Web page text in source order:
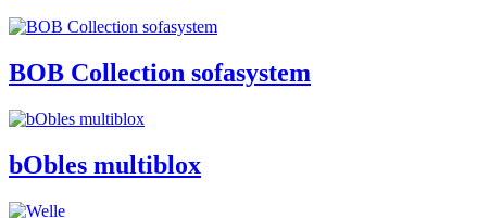
BOB Collection sofasystem
bObles multiblox